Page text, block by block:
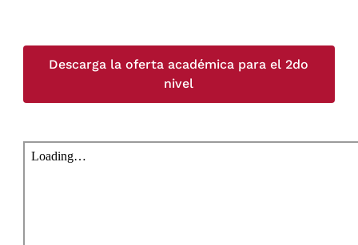
Descarga la oferta académica para el 2do
nivel